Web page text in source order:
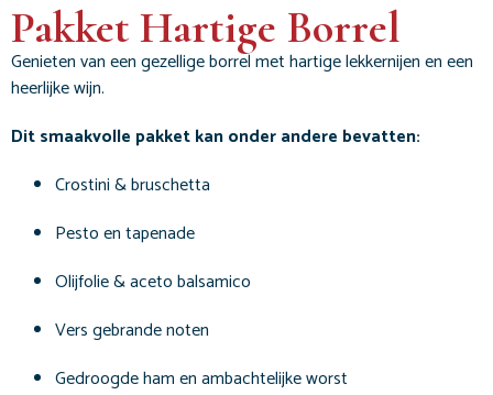
Pakket Hartige Borrel
Genieten van een gezellige borrel met hartige lekkernijen en een
heerlijke wijn.
Dit smaakvolle pakket kan onder andere bevatten:
Crostini & bruschetta
Pesto en tapenade
Olijfolie & aceto balsamico
Vers gebrande noten
Gedroogde ham en ambachtelijke worst